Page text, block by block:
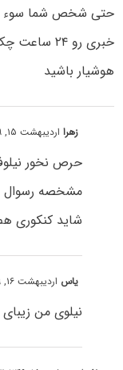
حتی شخص شما سوء
خبری رو ۲۴
هوشیار باشید
زهرااردیبهشت ۱۵, ۱۳۹۹ at ۱۱:۲۰ ب٫ظ
حرص نخور
مشخصه
شاید کنکوری
یاس اردیبهشت ۱۶, ۱۳۹۹ at ۲:۲۶ ق٫ظ
نیلوی من